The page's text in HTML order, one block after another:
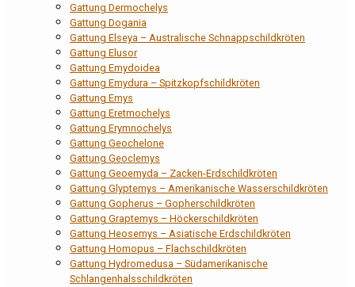
Gattung Dermochelys
Gattung Dogania
Gattung Elseya – Australische Schnappschildkröten
Gattung Elusor
Gattung Emydoidea
Gattung Emydura – Spitzkopfschildkröten
Gattung Emys
Gattung Eretmochelys
Gattung Erymnochelys
Gattung Geochelone
Gattung Geoclemys
Gattung Geoemyda – Zacken-Erdschildkröten
Gattung Glyptemys – Amerikanische Wasserschildkröten
Gattung Gopherus – Gopherschildkröten
Gattung Graptemys – Höckerschildkröten
Gattung Heosemys – Asiatische Erdschildkröten
Gattung Homopus – Flachschildkröten
Gattung Hydromedusa – Südamerikanische
Schlangenhalsschildkröten